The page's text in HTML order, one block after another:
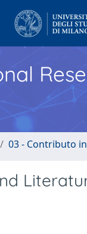
03 - Contributo